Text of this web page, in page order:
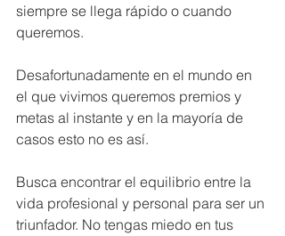
siempre se llega rápido o cuando
queremos.
Desafortunadamente en el mundo en
el que vivimos queremos premios y
metas al instante y en la mayoría de
casos esto no es así.
Busca encontrar el equilibrio entre la
vida profesional y personal para ser un
triunfador. No tengas miedo en tus